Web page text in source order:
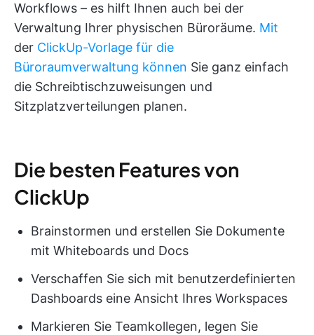
Workflows – es hilft Ihnen auch bei der
Verwaltung Ihrer physischen Büroräume. Mit
der ClickUp-Vorlage für die
Büroraumverwaltung können Sie ganz einfach
die Schreibtischzuweisungen und
Sitzplatzverteilungen planen.
Die besten Features von
ClickUp
Brainstormen und erstellen Sie Dokumente
mit Whiteboards und Docs
Verschaffen Sie sich mit benutzerdefinierten
Dashboards eine Ansicht Ihres Workspaces
Markieren Sie Teamkollegen, legen Sie